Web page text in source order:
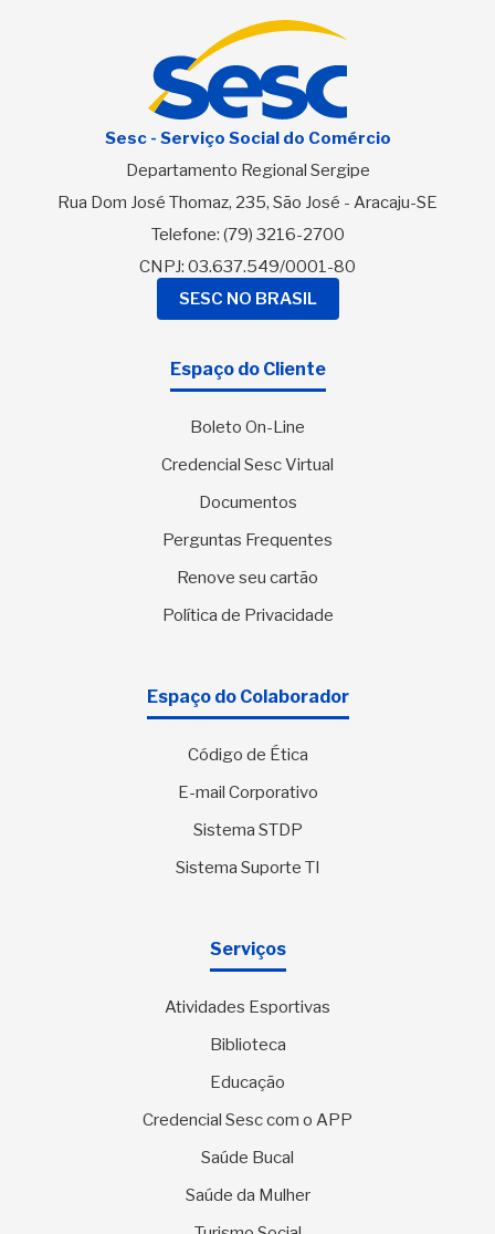
Sesc - Serviço Social do Comércio
Departamento Regional Sergipe
Rua Dom José Thomaz, 235, São José - Aracaju-SE
Telefone: (79) 3216-2700
CNPJ: 03.637.549/0001-80
SESC NO BRASIL
Espaço do Cliente
Boleto On-Line
Credencial Sesc Virtual
Documentos
Perguntas Frequentes
Renove seu cartão
Política de Privacidade
Espaço do Colaborador
Código de Ética
E-mail Corporativo
Sistema STDP
Sistema Suporte TI
Serviços
Atividades Esportivas
Biblioteca
Educação
Credencial Sesc com o APP
Saúde Bucal
Saúde da Mulher